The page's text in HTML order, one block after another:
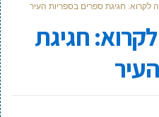
לקרוא: חגיגת ספרים בספריות העיר
חגיגת